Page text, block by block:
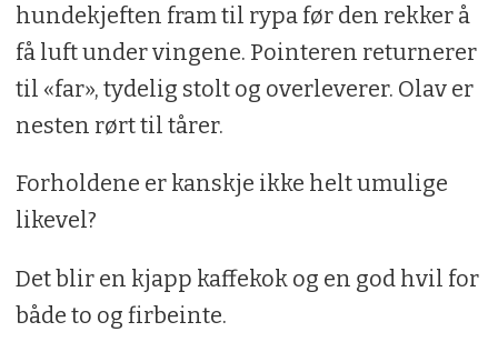
hundekjeften fram til rypa før den rekker å
få luft under vingene. Pointeren returnerer
til «far», tydelig stolt og overleverer. Olav er
nesten rørt til tårer.
Forholdene er kanskje ikke helt umulige
likevel?
Det blir en kjapp kaffekok og en god hvil for
både to og firbeinte.